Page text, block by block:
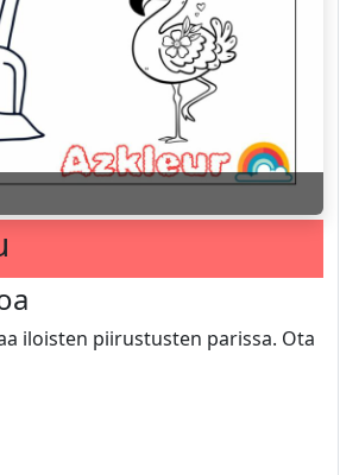
iloisten piirustusten parissa. Ota